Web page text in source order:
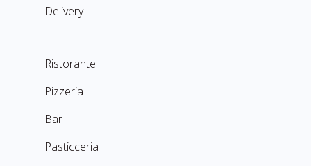
Delivery
Ristorante
Pizzeria
Bar
Pasticceria